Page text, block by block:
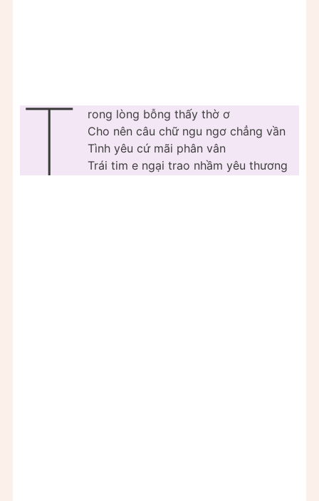
T
rong lòng bỗng thấy thờ ơ
Cho nên câu chữ ngu ngơ chẳng vần
Tình yêu cứ mãi phân vân
Trái tim e ngại trao nhầm yêu thương